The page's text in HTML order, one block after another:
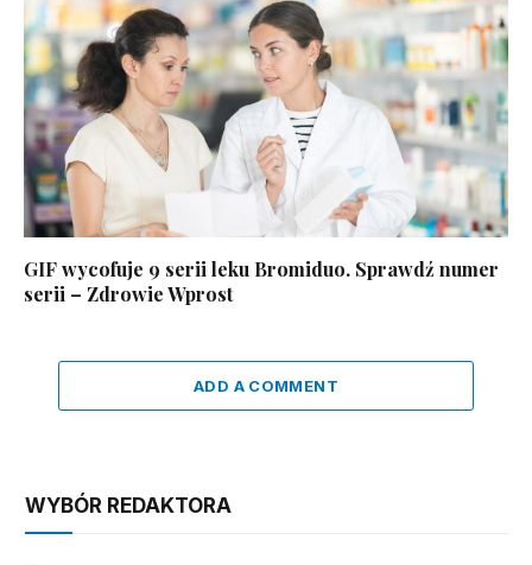
GIF wycofuje 9 serii leku Bromiduo. Sprawdź numer
serii – Zdrowie Wprost
ADD A COMMENT
WYBÓR REDAKTORA